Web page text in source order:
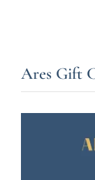
Ares Gift